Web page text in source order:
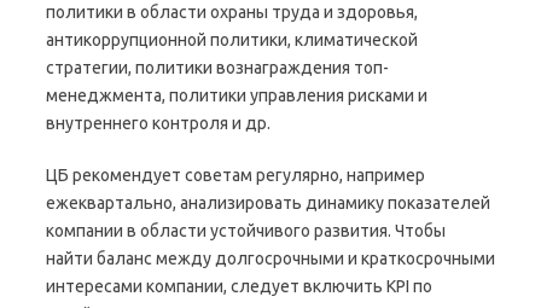
политики в области охраны труда и здоровья,
антикоррупционной политики, климатической
стратегии, политики вознаграждения топ-
менеджмента, политики управления рисками и
внутреннего контроля и др.
ЦБ рекомендует советам регулярно, например
ежеквартально, анализировать динамику показателей
компании в области устойчивого развития. Чтобы
найти баланс между долгосрочными и краткосрочными
интересами компании, следует включить KPI по